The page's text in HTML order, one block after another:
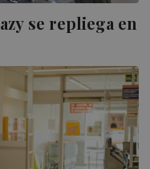
se repliega en